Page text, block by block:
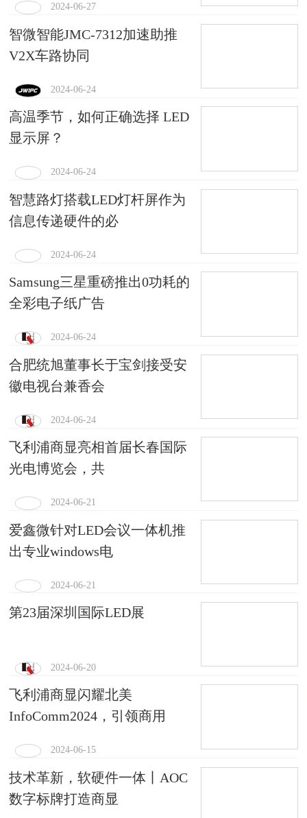
2024-06-27
智微智能JMC-7312加速助推
V2X车路协同
2024-06-24
高温季节，如何正确选择 LED
显示屏？
2024-06-24
智慧路灯搭载LED灯杆屏作为
信息传递硬件的必
2024-06-24
Samsung三星重磅推出0功耗的
全彩电子纸广告
2024-06-24
合肥统旭董事长于宝剑接受安
徽电视台兼香会
2024-06-24
飞利浦商显亮相首届长春国际
光电博览会，共
2024-06-21
爱鑫微针对LED会议一体机推
出专业windows电
2024-06-21
第23届深圳国际LED展
2024-06-20
飞利浦商显闪耀北美
InfoComm2024，引领商用
2024-06-15
技术革新，软硬件一体丨AOC
数字标牌打造商显